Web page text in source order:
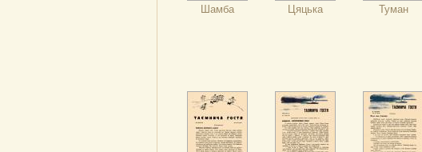
Шамба Цяцька Туман